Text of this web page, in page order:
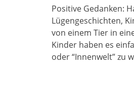
Positive Gedanken:
Lügengeschichten,
von einem Tier in
Kinder haben es
oder “Innenwelt” zu